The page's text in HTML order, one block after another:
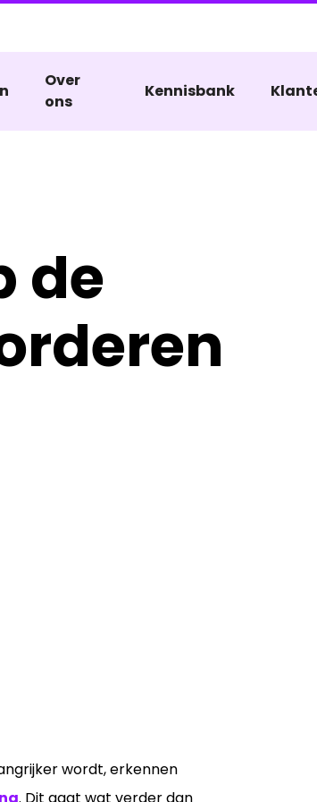
Over
ons
Kennisbank
de
wordt, erkennen
. Dit gaat wat verder dan